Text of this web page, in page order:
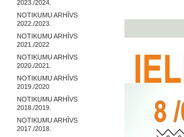
2023./2024.
NOTIKUMU ARHĪVS
2022./2023.
NOTIKUMU ARHĪVS
2021./2022
NOTIKUMU ARHĪVS
2020./2021.
NOTIKUMU ARHĪVS
2019./2020
NOTIKUMU ARHĪVS
2018./2019.
NOTIKUMU ARHĪVS
2017./2018.